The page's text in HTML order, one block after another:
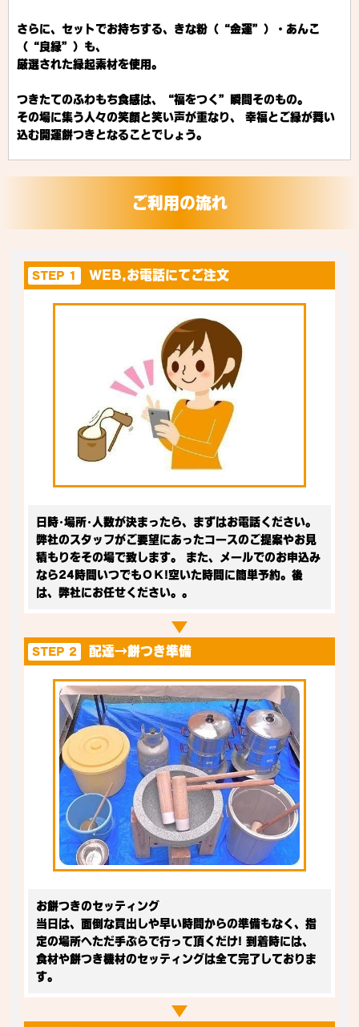
さらに、セットでお持ちする、きな粉（“金運”）・あんこ
（“良縁”）も、
厳選された縁起素材を使用。
つきたてのふわもち食感は、“福をつく”瞬間そのもの。
その場に集う人々の笑顔と笑い声が重なり、 幸福とご縁が舞い
込む開運餅つきとなることでしょう。
ご利用の流れ
STEP 1 WEB,お電話にてご注文
日時･場所･人数が決まったら、まずはお電話ください。
弊社のスタッフがご要望にあったコースのご提案やお見
積もりをその場で致します。 また、メールでのお申込み
なら24時間いつでもＯＫ!空いた時間に簡単予約。後
は、弊社にお任せください。。
STEP 2 配達→餅つき準備
お餅つきのセッティング
当日は、面倒な買出しや早い時間からの準備もなく、指
定の場所へただ手ぶらで行って頂くだけ! 到着時には、
食材や餅つき機材のセッティングは全て完了しておりま
す。